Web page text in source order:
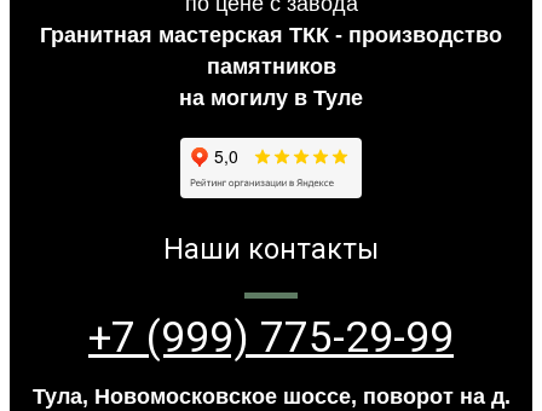
Гранитная мастерская ТКК - производство
памятников
на могилу в Туле
Наши контакты
+7 (999) 775-29-99
Тула, Новомосковское шоссе, поворот на д.